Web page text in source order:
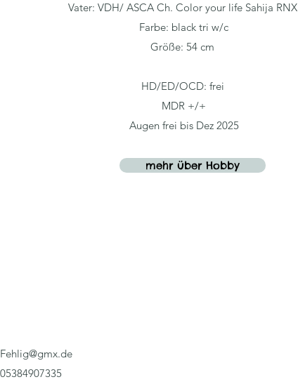
Vater: VDH/ ASCA Ch. Color your life Sahija RNX
Farbe: black tri w/c
Größe: 54 cm
HD/ED/OCD: frei
MDR +/+
Augen frei bis Dez 2025
mehr über Hobby
05384907335